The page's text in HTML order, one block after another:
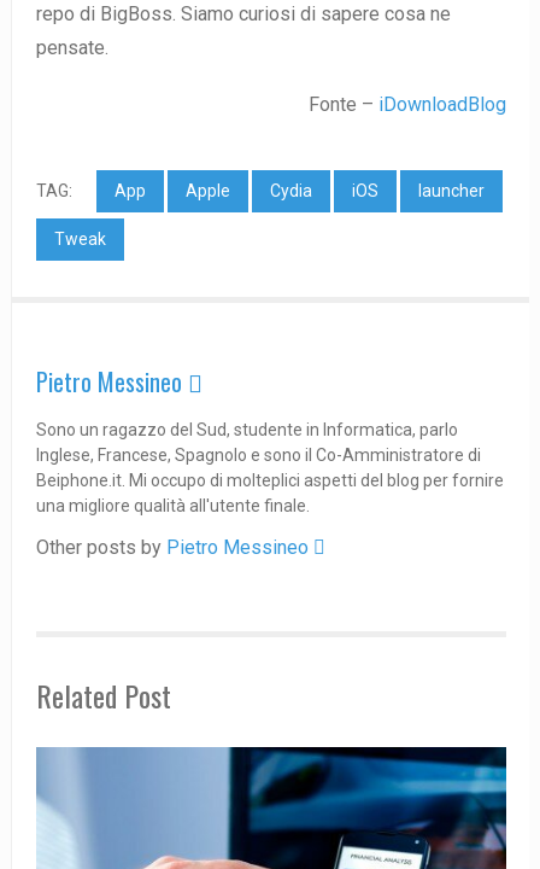
repo di BigBoss. Siamo curiosi di sapere cosa ne
pensate.
Fonte – iDownloadBlog
TAG: App Apple Cydia iOS launcher
Tweak
Pietro Messineo 
Sono un ragazzo del Sud, studente in Informatica, parlo
Inglese, Francese, Spagnolo e sono il Co-Amministratore di
Beiphone.it. Mi occupo di molteplici aspetti del blog per fornire
una migliore qualità all'utente finale.
Other posts by Pietro Messineo 
Related Post